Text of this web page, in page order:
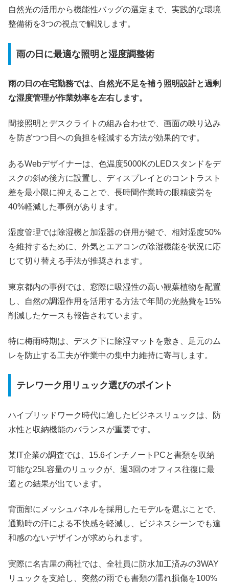
自然光の活用から機能性バッグの選定まで、実践的な環境
整備術を3つの視点で解説します。
雨の日に最適な照明と湿度調整術
雨の日の在宅勤務では、自然光不足を補う照明設計と過剰
な湿度管理が作業効率を左右します。
間接照明とデスクライトの組み合わせで、画面の映り込み
を防ぎつつ目への負担を軽減する方法が効果的です。
あるWebデザイナーは、色温度5000KのLEDスタンドをデ
スクの斜め後方に設置し、ディスプレイとのコントラスト
差を最小限に抑えることで、長時間作業時の眼精疲労を
40%軽減した事例があります。
湿度管理では除湿機と加湿器の併用が鍵で、相対湿度50%
を維持するために、外気とエアコンの除湿機能を状況に応
じて切り替える手法が推奨されます。
東京都内の事例では、窓際に吸湿性の高い観葉植物を配置
し、自然の調湿作用を活用する方法で年間の光熱費を15%
削減したケースも報告されています。
特に梅雨時期は、デスク下に除湿マットを敷き、足元のム
レを防止する工夫が作業中の集中力維持に寄与します。
テレワーク用リュック選びのポイント
ハイブリッドワーク時代に適したビジネスリュックは、防
水性と収納機能のバランスが重要です。
某IT企業の調査では、15.6インチノートPCと書類を収納
可能な25L容量のリュックが、週3回のオフィス往復に最
適との結果が出ています。
背面部にメッシュパネルを採用したモデルを選ぶことで、
通勤時の汗による不快感を軽減し、ビジネスシーンでも違
和感のないデザインが求められます。
実際に名古屋の商社では、全社員に防水加工済みの3WAY
リュックを支給し、突然の雨でも書類の濡れ損傷を100%